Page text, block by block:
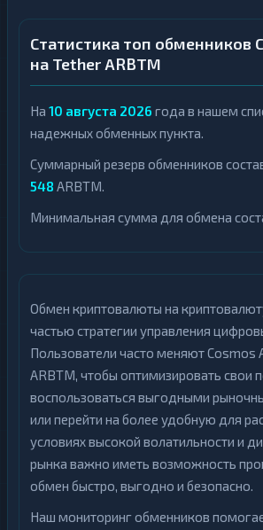
Статистика топ обменников
на Tether ARBTM
На 10 августа 2026 года в нашем
надежных обменных пункта.
Суммарный резерв обменников
548 ARBTM.
Минимальная сумма для обмена
Обмен криптовалюты на
частью стратегии управления
Пользователи часто меняют Cosmos
ARBTM, чтобы оптимизировать свои
воспользоваться выгодными
или перейти на более удобную для
условиях высокой волатильности и
рынка важно иметь возможность
обмен быстро, выгодно и безопасно.
Наш мониторинг обменников